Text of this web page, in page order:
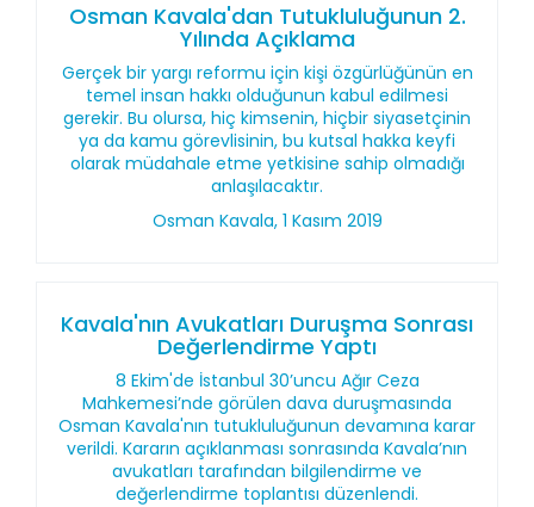
Osman Kavala'dan Tutukluluğunun 2.
Yılında Açıklama
Gerçek bir yargı reformu için kişi özgürlüğünün en
temel insan hakkı olduğunun kabul edilmesi
gerekir. Bu olursa, hiç kimsenin, hiçbir siyasetçinin
ya da kamu görevlisinin, bu kutsal hakka keyfi
olarak müdahale etme yetkisine sahip olmadığı
anlaşılacaktır.
Osman Kavala, 1 Kasım 2019
Kavala'nın Avukatları Duruşma Sonrası
Değerlendirme Yaptı
8 Ekim'de İstanbul 30’uncu Ağır Ceza
Mahkemesi’nde görülen dava duruşmasında
Osman Kavala'nın tutukluluğunun devamına karar
verildi. Kararın açıklanması sonrasında Kavala’nın
avukatları tarafından bilgilendirme ve
değerlendirme toplantısı düzenlendi.